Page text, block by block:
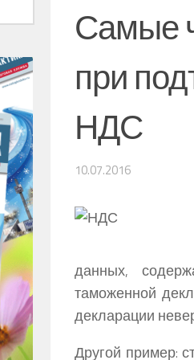
Самые
при
НДС
10.07.2016
данных,
таможенной
декларации
Другой пример: